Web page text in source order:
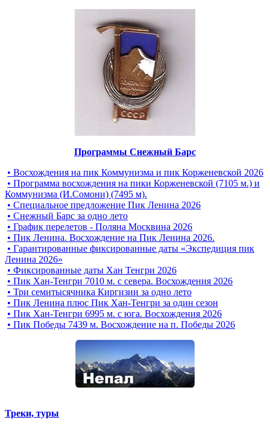
Программы Снежный Барс
• Восхождения на пик Коммунизма и пик Корженевской 2026
• Программа восхождения на пики Корженевской (7105 м.) и
Коммунизма (И.Сомони) (7495 м).
• Специальное предложение Пик Ленина 2026
• Снежный Барс за одно лето
• График перелетов - Поляна Москвина 2026
• Пик Ленина. Восхождение на Пик Ленина 2026.
• Гарантированные фиксированные даты «Экспедиция пик
Ленина 2026»
• Фиксированные даты Хан Тенгри 2026
• Пик Хан-Тенгри 7010 м. с севера. Восхождения 2026
• Три семитысячника Киргизии за одно лето
• Пик Ленина плюс Пик Хан-Тенгри за один сезон
• Пик Хан-Тенгри 6995 м. c юга. Восхождения 2026
• Пик Победы 7439 м. Восхождение на п. Победы 2026
Треки, туры